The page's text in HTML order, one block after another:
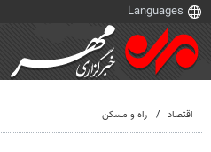
اقتصاد راه و مسکن